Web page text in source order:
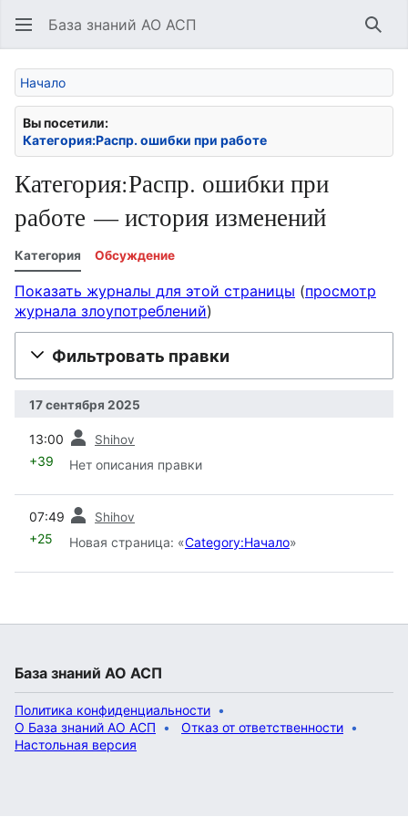
База знаний АО АСП
Начало
Вы посетили:
Категория:Распр. ошибки при работе
Категория:Распр. ошибки при
работе — история изменений
Категория Обсуждение
Показать журналы для этой страницы (просмотр
журнала злоупотреблений)
Фильтровать правки
17 сентября 2025
13:00 Shihov
+39 Нет описания правки
07:49 Shihov
+25 Новая страница: «Category:Начало»
База знаний АО АСП
Политика конфиденциальности
О База знаний АО АСП
Отказ от ответственности
Настольная версия